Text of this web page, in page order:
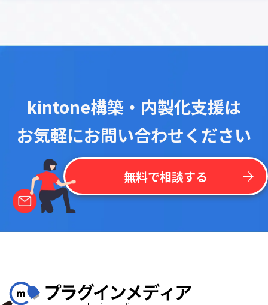
kintone構築・内製化支援は
お気軽にお問い合わせください
無料で相談する